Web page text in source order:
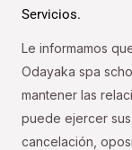
Servicios.
Le informamos
Odayaka spa
mantener las
puede ejercer
cancelación,